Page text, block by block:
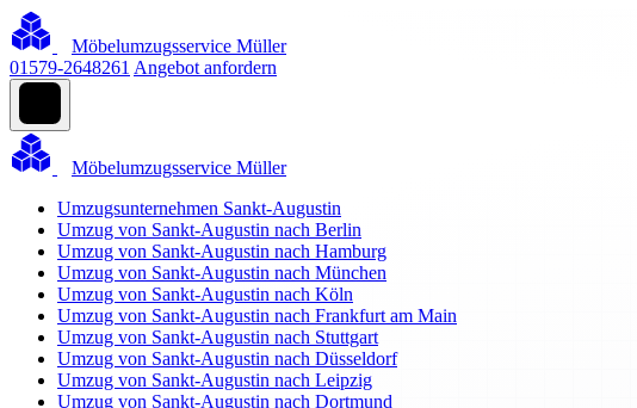
Möbelumzugsservice Müller
01579-2648261 Angebot anfordern
Möbelumzugsservice Müller
Umzugsunternehmen Sankt-Augustin
Umzug von Sankt-Augustin nach Berlin
Umzug von Sankt-Augustin nach Hamburg
Umzug von Sankt-Augustin nach München
Umzug von Sankt-Augustin nach Köln
Umzug von Sankt-Augustin nach Frankfurt am Main
Umzug von Sankt-Augustin nach Stuttgart
Umzug von Sankt-Augustin nach Düsseldorf
Umzug von Sankt-Augustin nach Leipzig
Umzug von Sankt-Augustin nach Dortmund